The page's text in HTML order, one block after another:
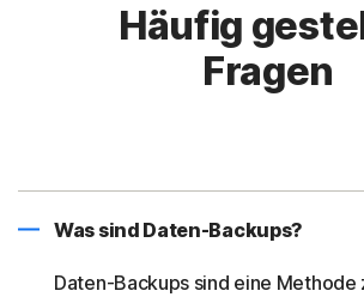
Häufig
Fragen
Was sind Daten-Backups?
Daten-Backups sind eine Methode